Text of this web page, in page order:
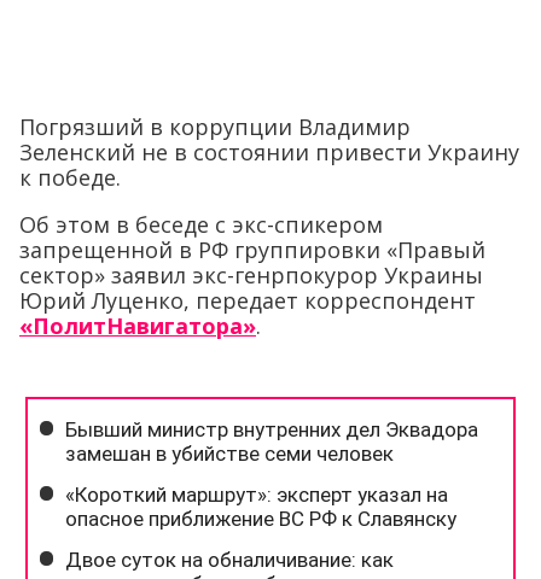
Погрязший в коррупции Владимир
Зеленский не в состоянии привести Украину
к победе.
Об этом в беседе с экс-спикером
запрещенной в РФ группировки «Правый
сектор» заявил экс-генрпокурор Украины
Юрий Луценко, передает корреспондент
«ПолитНавигатора».